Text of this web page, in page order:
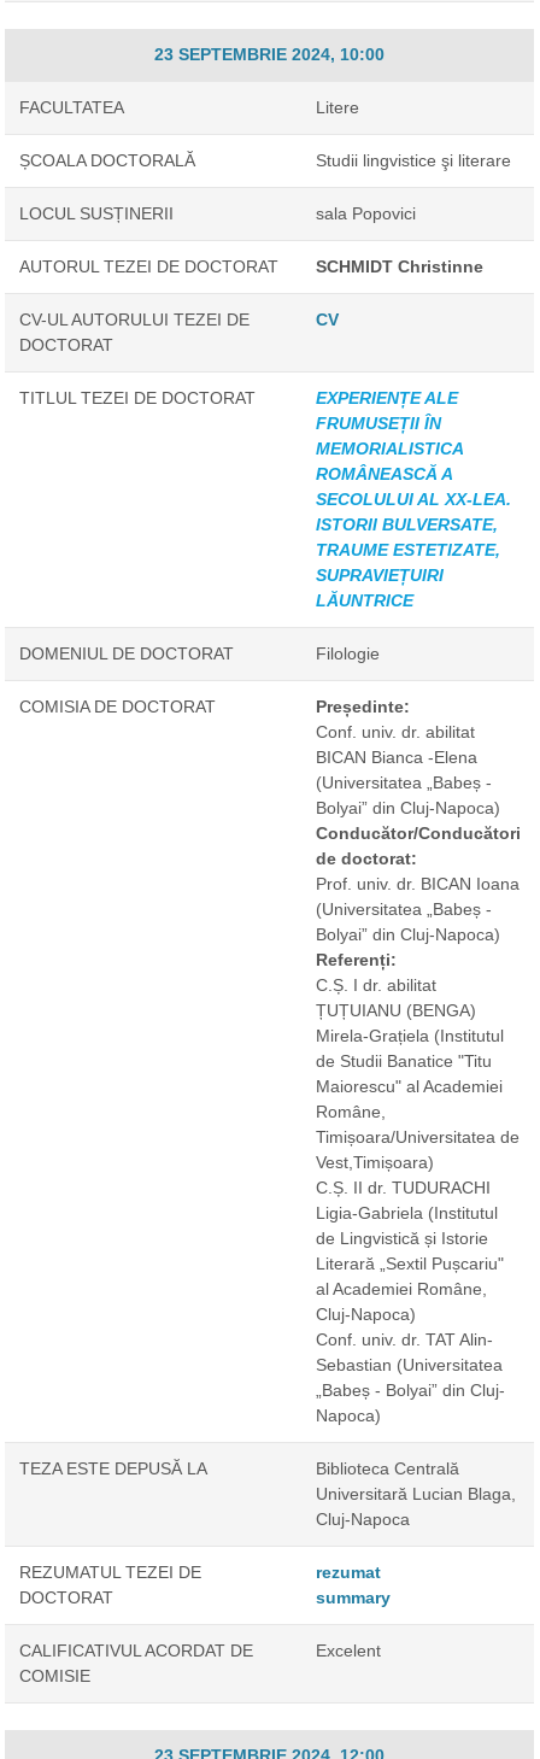
23 SEPTEMBRIE 2024, 10:00
FACULTATEA Litere
ȘCOALA DOCTORALĂ Studii lingvistice şi literare
LOCUL SUSȚINERII sala Popovici
AUTORUL TEZEI DE DOCTORAT SCHMIDT Christinne
CV-UL AUTORULUI TEZEI DE
DOCTORAT
CV
TITLUL TEZEI DE DOCTORAT
EXPERIENȚE ALE
FRUMUSEȚII ÎN
MEMORIALISTICA
ROMÂNEASCĂ A
SECOLULUI AL XX-LEA.
ISTORII BULVERSATE,
TRAUME ESTETIZATE,
SUPRAVIEȚUIRI
LĂUNTRICE
DOMENIUL DE DOCTORAT Filologie
COMISIA DE DOCTORAT
Președinte:
Conf. univ. dr. abilitat
BICAN Bianca -Elena
(Universitatea „Babeș -
Bolyai” din Cluj-Napoca)
Conducător/Conducători
de doctorat:
Prof. univ. dr. BICAN Ioana
(Universitatea „Babeș -
Bolyai” din Cluj-Napoca)
Referenți:
C.Ș. I dr. abilitat
ȚUȚUIANU (BENGA)
Mirela-Grațiela (Institutul
de Studii Banatice "Titu
Maiorescu" al Academiei
Române,
Timișoara/Universitatea de
Vest,Timișoara)
C.Ș. II dr. TUDURACHI
Ligia-Gabriela (Institutul
de Lingvistică și Istorie
Literară „Sextil Pușcariu"
al Academiei Române,
Cluj-Napoca)
Conf. univ. dr. TAT Alin-
Sebastian (Universitatea
„Babeș - Bolyai” din Cluj-
Napoca)
TEZA ESTE DEPUSĂ LA
Biblioteca Centrală
Universitară Lucian Blaga,
Cluj-Napoca
REZUMATUL TEZEI DE
DOCTORAT
rezumat
summary
CALIFICATIVUL ACORDAT DE
COMISIE
Excelent